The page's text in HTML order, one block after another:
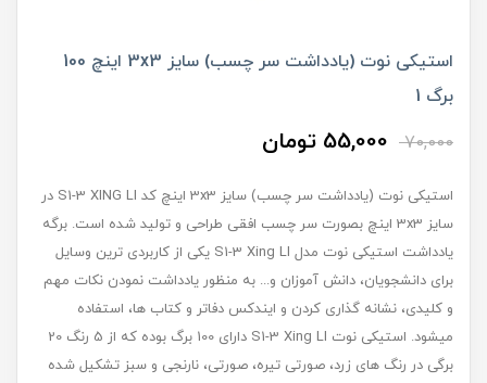
استیکی نوت (یادداشت سر چسب) سایز 3x3 اینچ 100
برگ 1
70,000
55,000 تومان
استیکی نوت (یادداشت سر چسب) سایز 3x3 اینچ کد S1-3 XING LI در
سایز 3x3 اینچ بصورت سر چسب افقی طراحی و تولید شده است. برگه
یادداشت استیکی نوت مدل S1-3 Xing LI یکی از کاربردی ترین وسایل
برای دانشجویان، دانش آموزان و... به منظور یادداشت نمودن نکات مهم
و کلیدی، نشانه گذاری کردن و ایندکس دفاتر و کتاب ها، استفاده
میشود. استیکی نوت S1-3 Xing LI دارای 100 برگ بوده که از 5 رنگ 20
برگی در رنگ های زرد، صورتی تیره، صورتی، نارنجی و سبز تشکیل شده